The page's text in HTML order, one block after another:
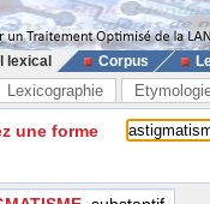
lexical Corpus
Lexicographie
une forme